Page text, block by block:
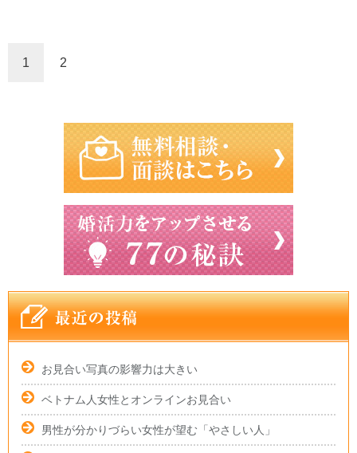
1 2
お見合い写真の影響力は大きい
ベトナム人女性とオンラインお見合い
男性が分かりづらい女性が望む「やさしい人」